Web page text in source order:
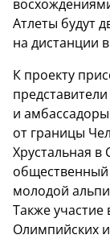
Атлеты будут
на дистанции
К проекту
и
от границы
Хрустальная
молодой
Также участие
Олимпийских